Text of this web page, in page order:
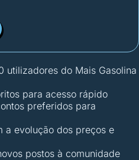
utilizadores do Mais Gasolina
para acesso rápido
preferidos para
a evolução dos preços e
postos à comunidade